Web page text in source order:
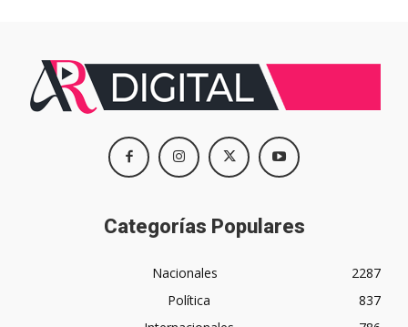
Categorías Populares
Nacionales
2287
Política
837